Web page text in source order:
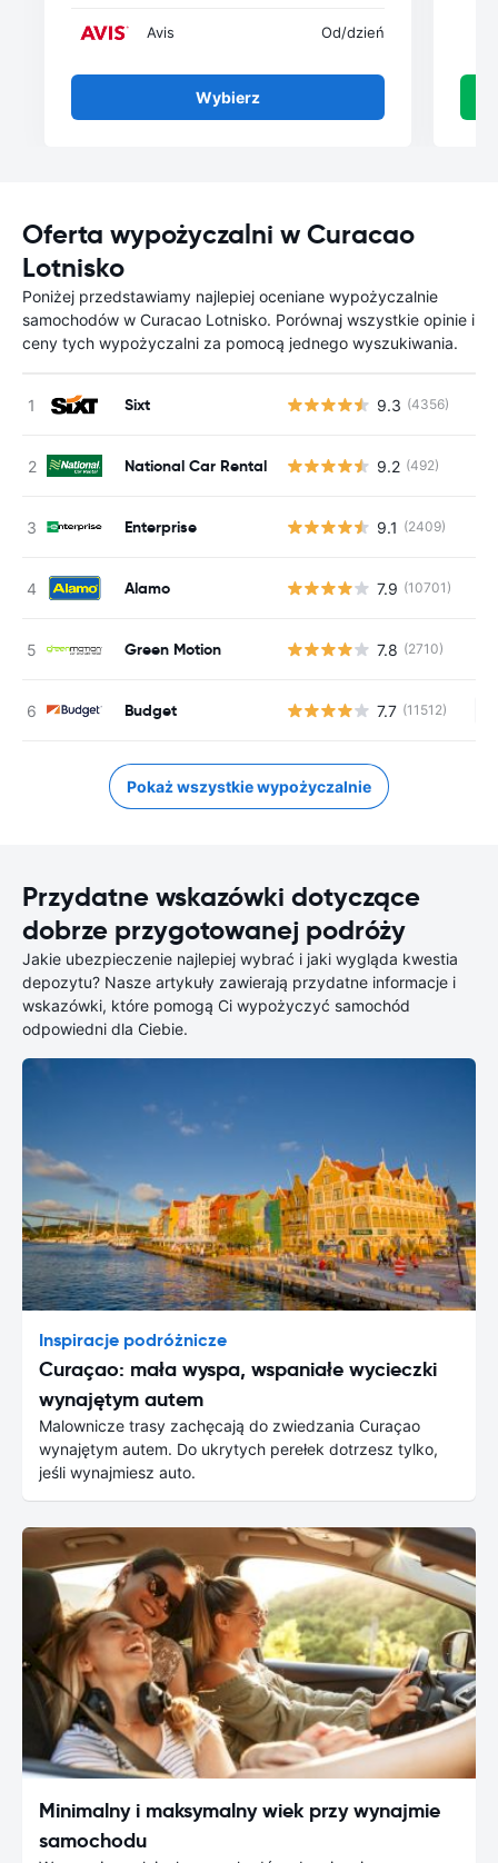
Avis Od/dzień
Wybierz
Oferta wypożyczalni w Curacao
Lotnisko
Poniżej przedstawiamy najlepiej oceniane wypożyczalnie
samochodów w Curacao Lotnisko. Porównaj wszystkie opinie i
ceny tych wypożyczalni za pomocą jednego wyszukiwania.
Sixt 9.3 (4356)
National Car Rental 9.2 (492)
Enterprise 9.1 (2409)
Alamo 7.9 (10701)
Green Motion 7.8 (2710)
Budget 7.7 (11512)
Pokaż wszystkie wypożyczalnie
Przydatne wskazówki dotyczące
dobrze przygotowanej podróży
Jakie ubezpieczenie najlepiej wybrać i jaki wygląda kwestia
depozytu? Nasze artykuły zawierają przydatne informacje i
wskazówki, które pomogą Ci wypożyczyć samochód
odpowiedni dla Ciebie.
Inspiracje podróżnicze
Curaçao: mała wyspa, wspaniałe wycieczki
wynajętym autem
Malownicze trasy zachęcają do zwiedzania Curaçao
wynajętym autem. Do ukrytych perełek dotrzesz tylko,
jeśli wynajmiesz auto.
Minimalny i maksymalny wiek przy wynajmie
samochodu